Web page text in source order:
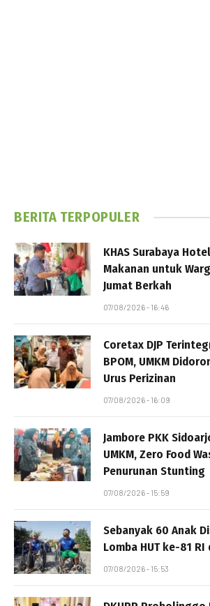
BERITA TERPOPULER
KHAS Surabaya
Makanan untuk
Jumat Berkah
07/08/2026 - 16:46
Coretax DJP
BPOM, UMKM
Urus Perizinan
07/08/2026 - 16:09
Jambore PKK
UMKM, Zero Food
Penurunan Stunting
07/08/2026 - 15:59
Sebanyak 60 Anak
Lomba HUT ke-81
07/08/2026 - 15:53